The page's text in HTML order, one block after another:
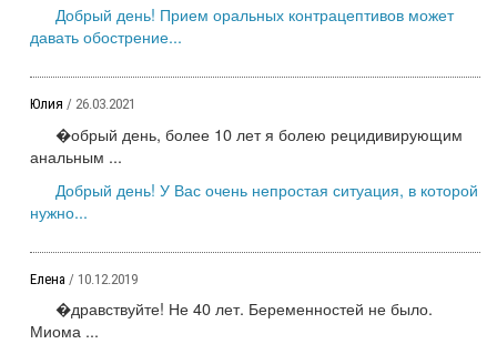
Добрый день! Прием оральных контрацептивов может
давать обострение...
Юлия / 26.03.2021
�обрый день, более 10 лет я болею рецидивирующим
анальным ...
Добрый день! У Вас очень непростая ситуация, в которой
нужно...
Елена / 10.12.2019
�дравствуйте! Не 40 лет. Беременностей не было.
Миома ...